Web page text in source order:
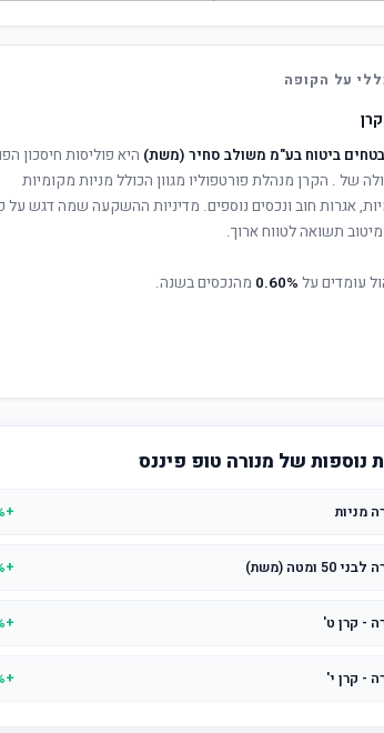
על הקופה
ביטוח בע"מ משולב סחיר (משת) היא פוליסות חיסכון
של . הקרן מנהלת פורטפוליו מגוון הכולל מניות מקומיות
אגרות חוב ונכסים נוספים. מדיניות ההשקעה שמה דגש על
תשואה לטווח ארוך.
עומדים על 0.60% מהנכסים בשנה.
נוספות של מנורה טופ פיננס
מניות +26.5%
50 ומטה (משת) +17.3%
- קרן ט' +16.5%
- קרן י' +15.7%